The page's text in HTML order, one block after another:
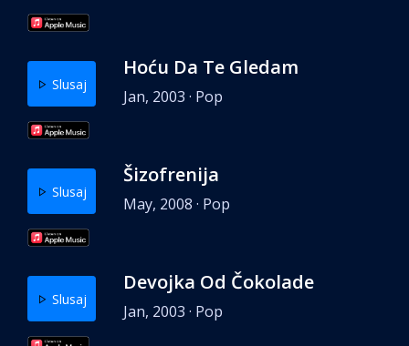
Slusaj
Hoću Da Te Gledam
Jan, 2003 · Pop
Slusaj
Šizofrenija
May, 2008 · Pop
Slusaj
Devojka Od Čokolade
Jan, 2003 · Pop